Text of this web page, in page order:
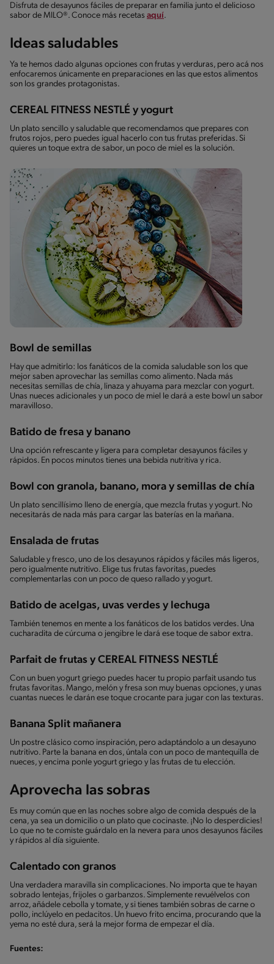
Disfruta de desayunos fáciles de preparar en familia junto el delicioso
sabor de MILO®. Conoce más recetas aquí.
Ideas saludables
Ya te hemos dado algunas opciones con frutas y verduras, pero acá nos
enfocaremos únicamente en preparaciones en las que estos alimentos
son los grandes protagonistas.
CEREAL FITNESS NESTLÉ y yogurt
Un plato sencillo y saludable que recomendamos que prepares con
frutos rojos, pero puedes igual hacerlo con tus frutas preferidas. Si
quieres un toque extra de sabor, un poco de miel es la solución.
Bowl de semillas
Hay que admitirlo: los fanáticos de la comida saludable son los que
mejor saben aprovechar las semillas como alimento. Nada más
necesitas semillas de chía, linaza y ahuyama para mezclar con yogurt.
Unas nueces adicionales y un poco de miel le dará a este bowl un sabor
maravilloso.
Batido de fresa y banano
Una opción refrescante y ligera para completar desayunos fáciles y
rápidos. En pocos minutos tienes una bebida nutritiva y rica.
Bowl con granola, banano, mora y semillas de chía
Un plato sencillísimo lleno de energía, que mezcla frutas y yogurt. No
necesitarás de nada más para cargar las baterías en la mañana.
Ensalada de frutas
Saludable y fresco, uno de los desayunos rápidos y fáciles más ligeros,
pero igualmente nutritivo. Elige tus frutas favoritas, puedes
complementarlas con un poco de queso rallado y yogurt.
Batido de acelgas, uvas verdes y lechuga
También tenemos en mente a los fanáticos de los batidos verdes. Una
cucharadita de cúrcuma o jengibre le dará ese toque de sabor extra.
Parfait de frutas y CEREAL FITNESS NESTLÉ
Con un buen yogurt griego puedes hacer tu propio parfait usando tus
frutas favoritas. Mango, melón y fresa son muy buenas opciones, y unas
cuantas nueces le darán ese toque crocante para jugar con las texturas.
Banana Split mañanera
Un postre clásico como inspiración, pero adaptándolo a un desayuno
nutritivo. Parte la banana en dos, úntala con un poco de mantequilla de
nueces, y encima ponle yogurt griego y las frutas de tu elección.
Aprovecha las sobras
Es muy común que en las noches sobre algo de comida después de la
cena, ya sea un domicilio o un plato que cocinaste. ¡No lo desperdicies!
Lo que no te comiste guárdalo en la nevera para unos desayunos fáciles
y rápidos al día siguiente.
Calentado con granos
Una verdadera maravilla sin complicaciones. No importa que te hayan
sobrado lentejas, frijoles o garbanzos. Simplemente revuélvelos con
arroz, añádele cebolla y tomate, y si tienes también sobras de carne o
pollo, inclúyelo en pedacitos. Un huevo frito encima, procurando que la
yema no esté dura, será la mejor forma de empezar el día.
Fuentes: